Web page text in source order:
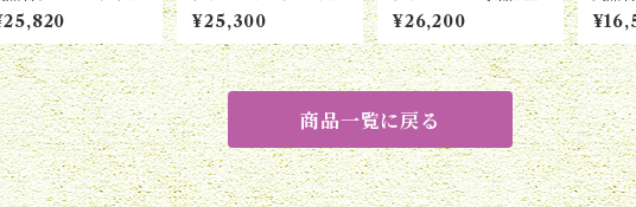
65
ト4㎜
¥25,300 ¥26,200
商品一覧に戻る